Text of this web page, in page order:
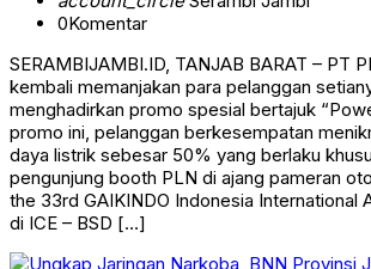
0Komentar
SERAMBIJAMBI.ID, TANJAB BARAT – PT
kembali memanjakan para pelanggan
menghadirkan promo spesial bertajuk
promo ini, pelanggan berkesempatan
daya listrik sebesar 50% yang berlaku
pengunjung booth PLN di ajang pameran
the 33rd GAIKINDO Indonesia International
di ICE – BSD […]